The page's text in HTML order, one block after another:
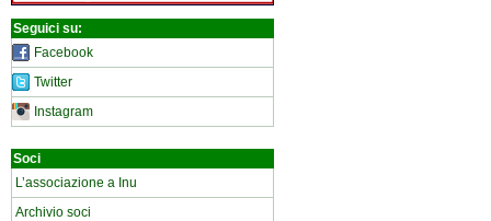
Seguici su:
Facebook
Twitter
Instagram
Soci
L’associazione a Inu
Archivio soci